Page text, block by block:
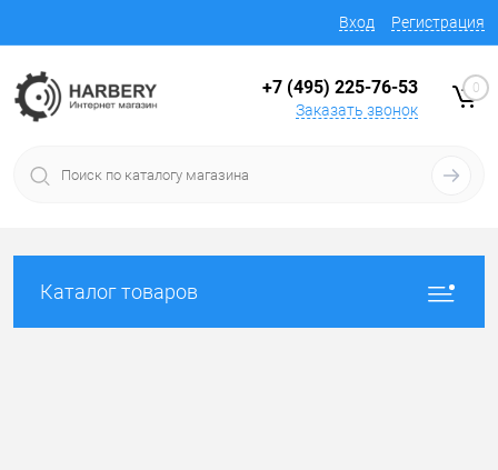
Вход Регистрация
+7 (495) 225-76-53
Заказать звонок
0
Каталог товаров